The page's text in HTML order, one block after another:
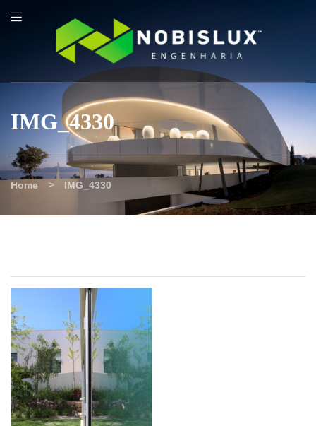
IMG_4330
Home > IMG_4330